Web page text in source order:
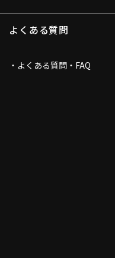
よくある質問
よくある質問・FAQ